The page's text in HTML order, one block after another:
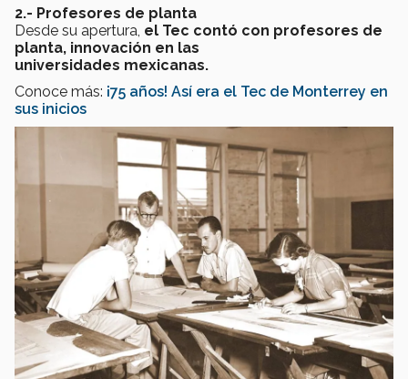
2.- Profesores de planta
Desde su apertura, el Tec contó con profesores de
planta, innovación en las
universidades mexicanas.
Conoce más: ¡75 años! Así era el Tec de Monterrey en
sus inicios